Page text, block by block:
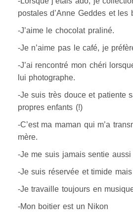
postales d’Anne Geddes et les
-J’aime le chocolat praliné.
-Je n’aime pas le café, je
-J’ai rencontré mon chéri
lui photographe.
-Je suis très douce et patiente
propres enfants (!)
-C’est ma maman qui m’a
mère.
-Je me suis jamais sentie
-Je suis réservée et timide
-Je travaille toujours en
-Mon boitier est un Nikon